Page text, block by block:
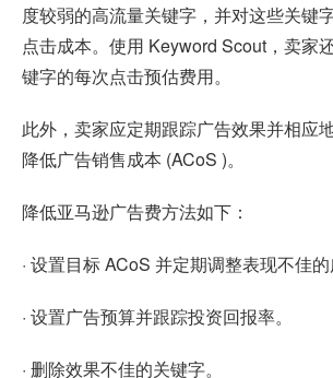
度较弱的高流量关键字，并对这些关键
点击成本。使用 Keyword Scout，卖家
键字的每次点击预估费用。
此外，卖家应定期跟踪广告效果并相应
降低广告销售成本 (ACoS )。
降低亚马逊广告费方法如下：
· 设置目标 ACoS 并定期调整表现不佳的
· 设置广告预算并跟踪投资回报率。
· 删除效果不佳的关键字。